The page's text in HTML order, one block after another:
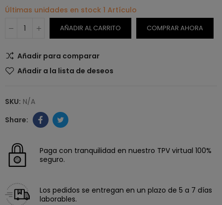
Últimas unidades en stock 1 Artículo
AÑADIR AL CARRITO COMPRAR AHORA
Añadir para comparar
Añadir a la lista de deseos
SKU: N/A
Paga con tranquilidad en nuestro TPV virtual 100%
seguro.
Los pedidos se entregan en un plazo de 5 a 7 días
laborables.